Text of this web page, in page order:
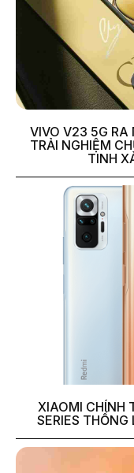
VIVO V23 5G
TRẢI NGHIỆM
TINH
XIAOMI CHÍNH
SERIES